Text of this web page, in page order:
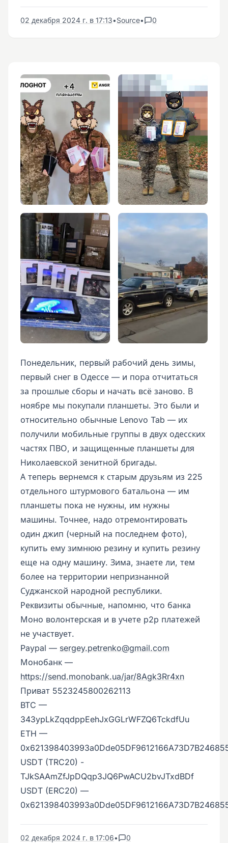
02 декабря 2024 г. в 17:13•Source• 0
Понедельник, первый рабочий день зимы,
первый снег в Одессе — и пора отчитаться
за прошлые сборы и начать всё заново. В
ноябре мы покупали планшеты. Это были и
относительно обычные Lenovo Tab — их
получили мобильные группы в двух одесских
частях ПВО, и защищенные планшеты для
Николаевской зенитной бригады.
А теперь вернемся к старым друзьям из 225
отдельного штурмового батальона — им
планшеты пока не нужны, им нужны
машины. Точнее, надо отремонтировать
один джип (черный на последнем фото),
купить ему зимнюю резину и купить резину
еще на одну машину. Зима, знаете ли, тем
более на территории непризнанной
Суджанской народной республики.
Реквизиты обычные, напомню, что банка
Моно волонтерская и в учете p2p платежей
не участвует.
Paypal — sergey.petrenko@gmail.com
Монобанк —
https://send.monobank.ua/jar/8Agk3Rr4xn
Приват 5523245800262113
BTC —
343ypLkZqqdppEehJxGGLrWFZQ6TckdfUu
ETH —
USDT (TRC20) -
TJkSAAmZfJpDQqp3JQ6PwACU2bvJTxdBDf
USDT (ERC20) —
02 декабря 2024 г. в 17:06• 0